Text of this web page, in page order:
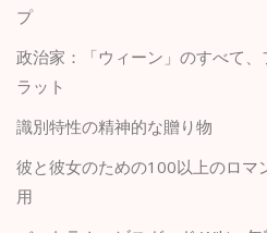
プ
政治家：「ウィーン」のすべて
ラット
識別特性の精神的な贈り物
彼と彼女のための100以上のロマ
用